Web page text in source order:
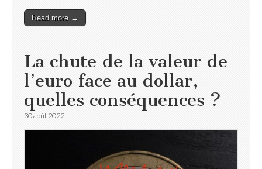
Read more →
La chute de la valeur de
l’euro face au dollar,
quelles conséquences ?
30 août 2022